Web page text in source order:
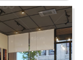
BOUTIQUE
- Showroom